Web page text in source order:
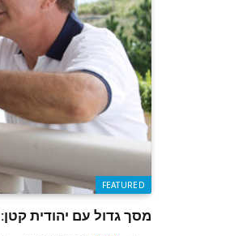
FEATURED
מסך גדול עם יהודית קטן: Blue Jasmine הוא אחד הסרטים הטובים ביותר של וודי אלן – מומלץ!